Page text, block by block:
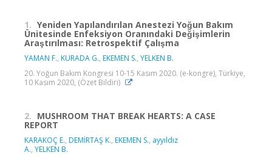
1. Yeniden Yapılandırılan Anestezi Yoğun Bakım
Ünitesinde Enfeksiyon Oranındaki Değişimlerin
Araştırılması: Retrospektif Çalışma
YAMAN F., KURADA G., EKEMEN S., YELKEN B.
20. Yoğun Bakım Kongresi 10-15 Kasım 2020. (e-kongre), Türkiye,
10 Kasım 2020, (Özet Bildiri)
2. MUSHROOM THAT BREAK HEARTS: A CASE
REPORT
KARAKOÇ E., DEMİRTAŞ K., EKEMEN S., ayyıldız
A., YELKEN B.